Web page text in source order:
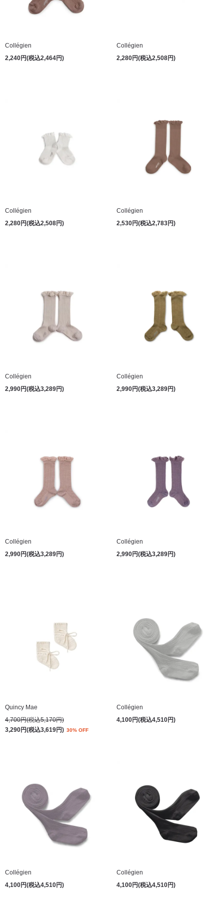
Collégien
2,240円(税込2,464円)
Collégien
2,280円(税込2,508円)
Collégien
2,280円(税込2,508円)
Collégien
2,530円(税込2,783円)
Collégien
2,990円(税込3,289円)
Collégien
2,990円(税込3,289円)
Collégien
2,990円(税込3,289円)
Collégien
2,990円(税込3,289円)
Quincy Mae
4,700円(税込5,170円)
3,290円(税込3,619円) 30% OFF
Collégien
4,100円(税込4,510円)
Collégien
4,100円(税込4,510円)
Collégien
4,100円(税込4,510円)